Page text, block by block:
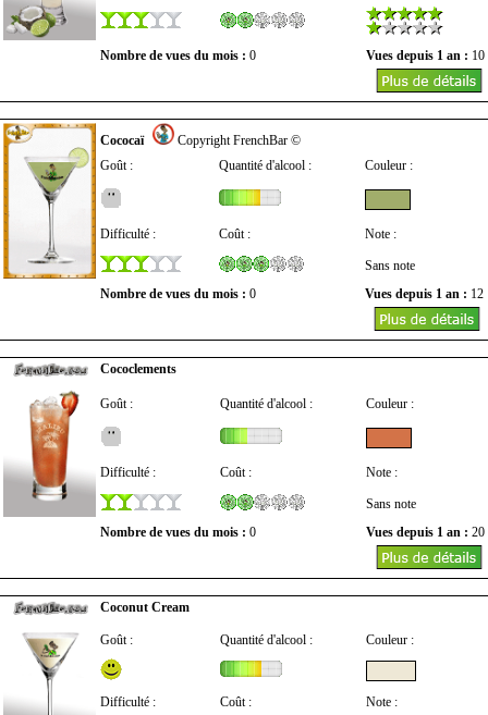
Nombre de vues du mois : 0 Vues depuis 1 an : 10
Cococaï
Copyright FrenchBar ©
Goût :
Quantité d'alcool : Couleur :
Difficulté : Coût : Note :
Sans note
Nombre de vues du mois : 0 Vues depuis 1 an : 12
Cococlements
Goût : Quantité d'alcool : Couleur :
Difficulté : Coût : Note :
Sans note
Nombre de vues du mois : 0 Vues depuis 1 an : 20
Coconut Cream
Goût : Quantité d'alcool : Couleur :
Difficulté : Coût : Note :